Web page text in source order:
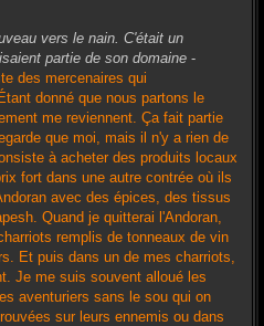
vers le nain. C'était un
partie de son domaine -
des mercenaires qui
donné que nous partons le
me reviennent. Ça fait partie
que moi, mais il n'y a rien de
à acheter des produits locaux
fort dans une autre contrée où ils
avec des épices, des tissus
Quand je quitterai l'Andoran,
remplis de tonneaux de vin
Et puis dans un de mes charriots,
Je me suis souvent alloué les
aventuriers sans le sou qui on
sur leurs ennemis ou dans